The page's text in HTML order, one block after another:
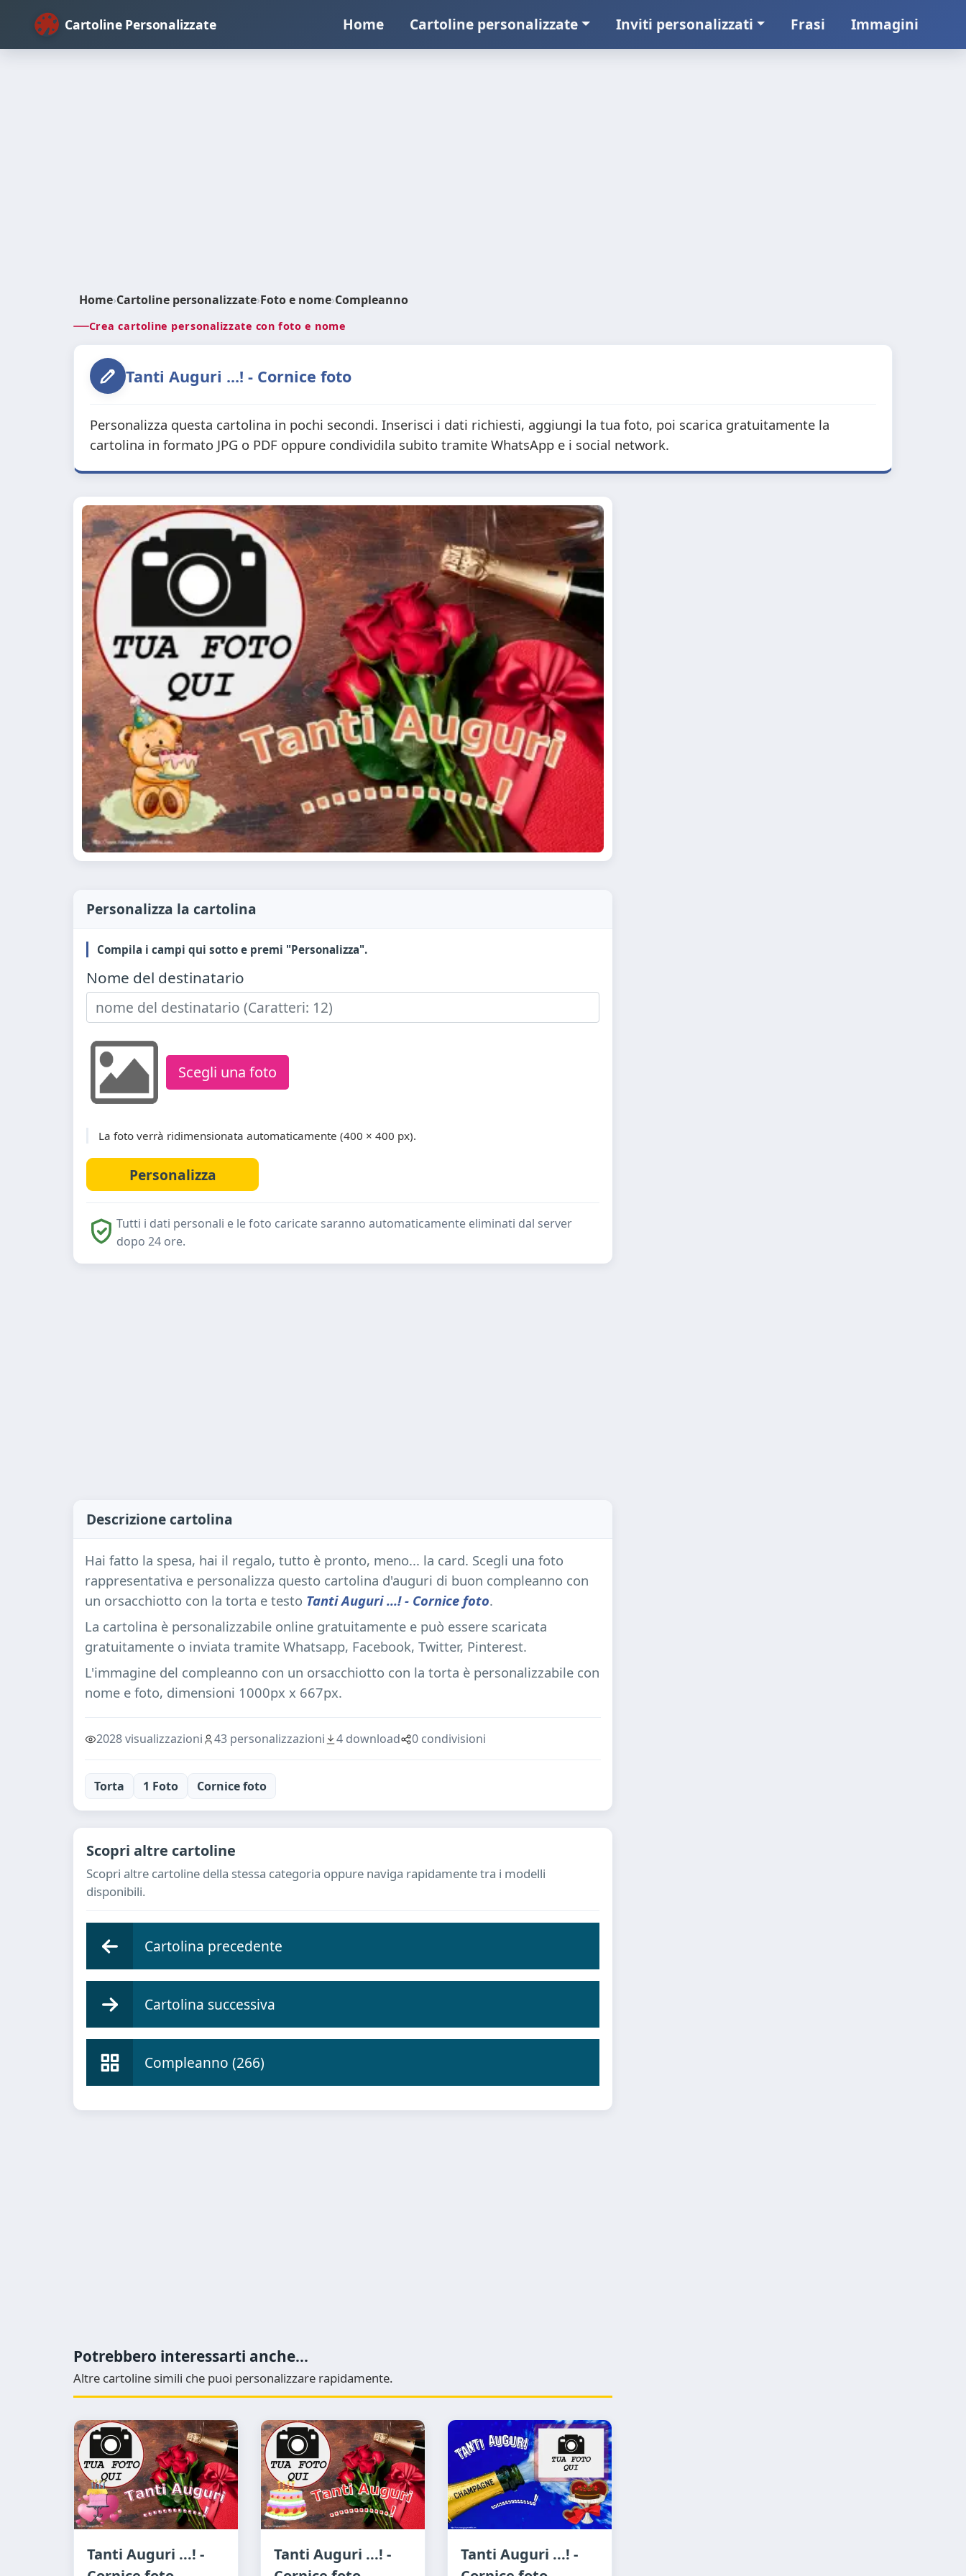
Cartoline Personalizzate Home Cartoline personalizzate Inviti personalizzati Frasi Immagini
Home›Cartoline personalizzate›Foto e nome›Compleanno
Crea cartoline personalizzate con foto e nome
Tanti Auguri ...! - Cornice foto
Personalizza questa cartolina in pochi secondi. Inserisci i dati richiesti, aggiungi la tua foto, poi scarica gratuitamente la
cartolina in formato JPG o PDF oppure condividila subito tramite WhatsApp e i social network.
Personalizza la cartolina
Compila i campi qui sotto e premi "Personalizza".
Nome del destinatario
Scegli una foto
La foto verrà ridimensionata automaticamente (400 × 400 px).
Tutti i dati personali e le foto caricate saranno automaticamente eliminati dal server
dopo 24 ore.
Descrizione cartolina
Hai fatto la spesa, hai il regalo, tutto è pronto, meno... la card. Scegli una foto
rappresentativa e personalizza questo cartolina d'auguri di buon compleanno con
un orsacchiotto con la torta e testo Tanti Auguri ...! - Cornice foto.
La cartolina è personalizzabile online gratuitamente e può essere scaricata
gratuitamente o inviata tramite Whatsapp, Facebook, Twitter, Pinterest.
L'immagine del compleanno con un orsacchiotto con la torta è personalizzabile con
nome e foto, dimensioni 1000px x 667px.
2028 visualizzazioni 43 personalizzazioni 4 download 0 condivisioni
Torta 1 Foto Cornice foto
Scopri altre cartoline
Scopri altre cartoline della stessa categoria oppure naviga rapidamente tra i modelli
disponibili.
Cartolina precedente
Cartolina successiva
Compleanno (266)
Potrebbero interessarti anche...
Altre cartoline simili che puoi personalizzare rapidamente.
Tanti Auguri ...! -
Tanti Auguri ...! -
Tanti Auguri ...! -